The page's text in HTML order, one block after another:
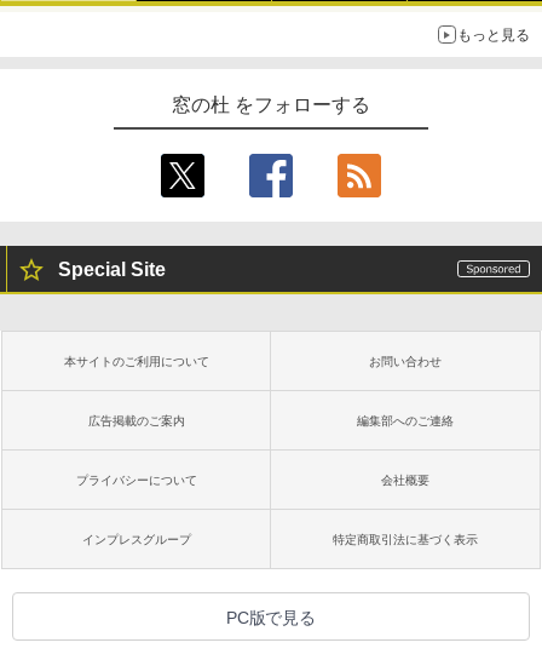
もっと見る
窓の杜 をフォローする
Special Site
本サイトのご利用について お問い合わせ
広告掲載のご案内 編集部へのご連絡
プライバシーについて 会社概要
インプレスグループ 特定商取引法に基づく表示
PC版で見る